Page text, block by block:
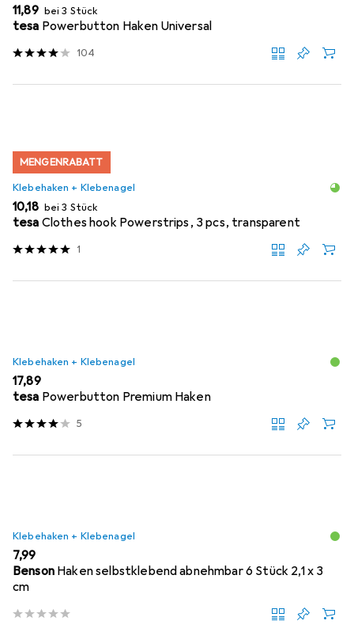
EUR
11,89 bei 3 Stück
tesa Powerbutton Haken Universal
104
MENGENRABATT
Klebehaken + Klebenagel
EUR
10,18 bei 3 Stück
tesa Clothes hook Powerstrips, 3 pcs, transparent
1
Klebehaken + Klebenagel
EUR
17,89
tesa Powerbutton Premium Haken
5
Klebehaken + Klebenagel
EUR
7,99
Benson Haken selbstklebend abnehmbar 6 Stück 2,1 x 3
cm